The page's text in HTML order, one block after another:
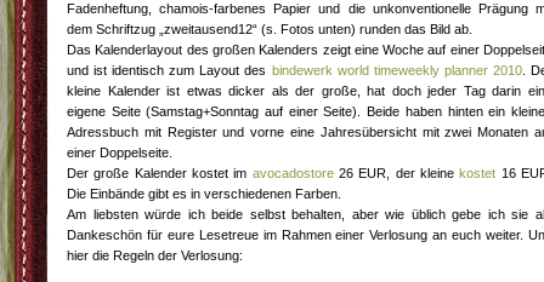
Fadenheftung, chamois-farbenes Papier und die unkonventionelle Prägung
dem Schriftzug „zweitausend12“ (s. Fotos unten) runden das Bild ab.
Das Kalenderlayout des großen Kalenders zeigt eine Woche auf einer
und ist identisch zum Layout des bindewerk world timeweekly planner 2010.
kleine Kalender ist etwas dicker als der große, hat doch jeder Tag darin
eigene Seite (Samstag+Sonntag auf einer Seite). Beide haben hinten ein
Adressbuch mit Register und vorne eine Jahresübersicht mit zwei Monaten
einer Doppelseite.
Der große Kalender kostet im avocadostore26 EUR, der kleine kostet 16
Die Einbände gibt es in verschiedenen Farben.
Am liebsten würde ich beide selbst behalten, aber wie üblich gebe ich sie
Dankeschön für eure Lesetreue im Rahmen einer Verlosung an euch weiter.
hier die Regeln der Verlosung: